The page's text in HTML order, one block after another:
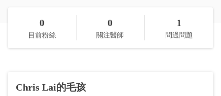
0
目前粉絲
0
關注醫師
1
問過問題
Chris Lai的毛孩